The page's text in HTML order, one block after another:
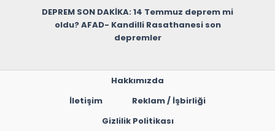
DEPREM SON DAKİKA: 14 Temmuz deprem mi
oldu? AFAD- Kandilli Rasathanesi son
depremler
Hakkımızda
İletişim
Reklam / İşbirliği
Gizlilik Politikası